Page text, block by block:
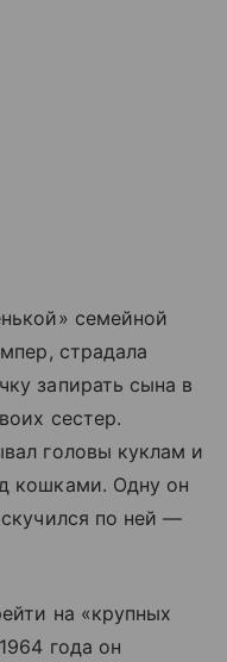
семейной
страдала
запирать сына в
сестер.
головы куклам и
кошками. Одну он
по ней —
на «крупных
года он